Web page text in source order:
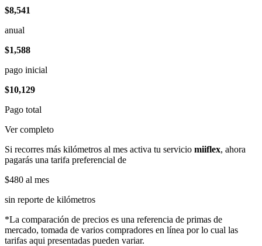
$8,541
anual
$1,588
pago inicial
$10,129
Pago total
Ver completo
Si recorres más kilómetros al mes activa tu servicio miiflex, ahora
pagarás una tarifa preferencial de
$480 al mes
sin reporte de kilómetros
*La comparación de precios es una referencia de primas de
mercado, tomada de varios compradores en línea por lo cual las
tarifas aqui presentadas pueden variar.